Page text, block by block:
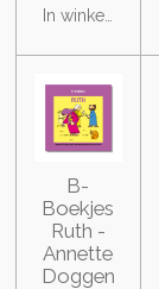
In winkelwagen
B-
Boekjes
Ruth -
Annette
Doggen